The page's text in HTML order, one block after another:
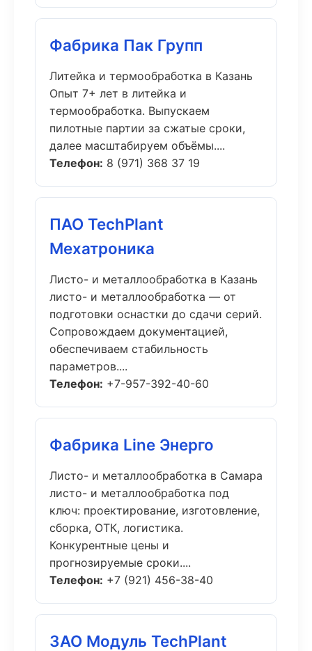
Фабрика Пак Групп
Литейка и термообработка в Казань
Опыт 7+ лет в литейка и
термообработка. Выпускаем
пилотные партии за сжатые сроки,
далее масштабируем объёмы....
Телефон: 8 (971) 368 37 19
ПАО TechPlant
Мехатроника
Листо- и металлообработка в Казань
листо- и металлообработка — от
подготовки оснастки до сдачи серий.
Сопровождаем документацией,
обеспечиваем стабильность
параметров....
Телефон: +7-957-392-40-60
Фабрика Line Энерго
Листо- и металлообработка в Самара
листо- и металлообработка под
ключ: проектирование, изготовление,
сборка, ОТК, логистика.
Конкурентные цены и
прогнозируемые сроки....
Телефон: +7 (921) 456-38-40
ЗАО Модуль TechPlant